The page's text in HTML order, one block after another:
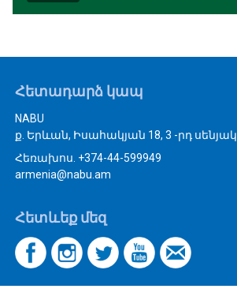
Հետադարձ կապ
NABU
ք. Երևան, Իսահակյան 18, 3 -րդ սենյակ
Հեռախոս. +374-44-599949
armenia@nabu.am
Հետևեք մեզ